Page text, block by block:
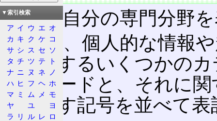
最初に自分の専門分野
続けて、個人的な情報
に関係するいくつかの
わすコードと、それに
を表わす記号を並べて
▼索引検索
ア イ ウ エ オ
カ キ ク ケ コ
サ シ ス セ ソ
タ チ ツ テ
ト
ナ ニ ヌ ネ
ノ
ハ ヒ フ ヘ ホ
マ ミ ム メ
モ
ヤ
ユ
ヨ
ラ
リ ル レ ロ